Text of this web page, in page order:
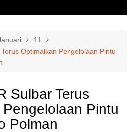
11
Optimalkan Pengelolaan Pintu
Sulbar Terus
Pintu
Polman